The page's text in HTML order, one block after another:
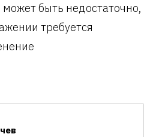
быть недостаточно,
требуется